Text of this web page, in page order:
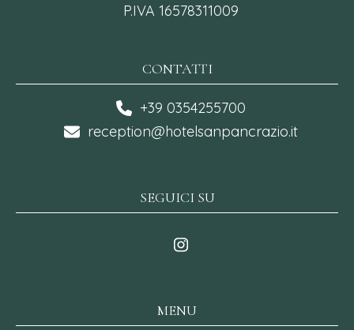
P.IVA 16578311009
CONTATTI
+39 0354255700
reception@hotelsanpancrazio.it
SEGUICI SU
MENU